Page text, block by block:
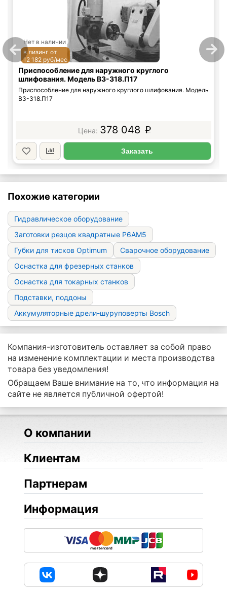
Нет в наличии
в лизинг от
12 182 руб/мес
Приспособление для наружного круглого
шлифования. Модель ВЗ-318.П17
Приспособление для наружного круглого шлифования. Модель
ВЗ-318.П17
378 048 p
Заказать
Похожие категории
Гидравлическое оборудование
Заготовки резцов квадратные Р6АМ5
Губки для тисков Optimum
Сварочное оборудование
Оснастка для фрезерных станков
Оснастка для токарных станков
Подставки, поддоны
Аккумуляторные дрели-шуруповерты Bosch
Компания-изготовитель оставляет за собой право
на изменение комплектации и места производства
товара без уведомления!
Обращаем Ваше внимание на то, что информация на
сайте не является публичной офертой!
О компании
Клиентам
Партнерам
Информация